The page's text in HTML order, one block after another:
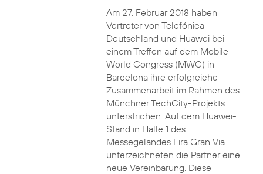
Am 27. Februar 2018 haben
Vertreter von Telefónica
Deutschland und Huawei bei
einem Treffen auf dem Mobile
World Congress (MWC) in
Barcelona ihre erfolgreiche
Zusammenarbeit im Rahmen des
Münchner TechCity-Projekts
unterstrichen. Auf dem Huawei-
Stand in Halle 1 des
Messegeländes Fira Gran Via
unterzeichneten die Partner eine
neue Vereinbarung. Diese